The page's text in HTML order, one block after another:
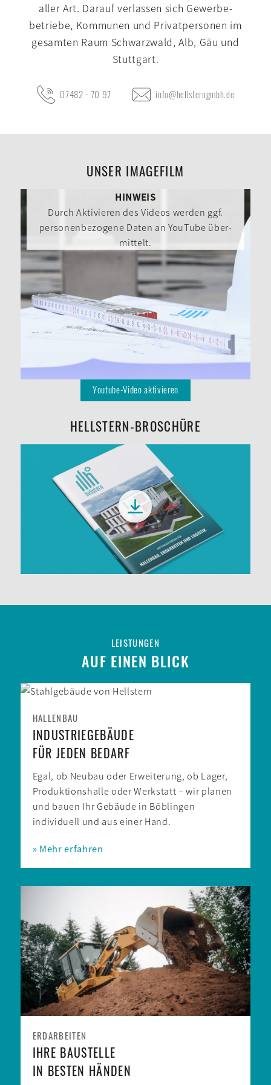
aller Art. Darauf verlassen sich Gewerbe­
betriebe, Kommunen und Privat­personen im
gesamten Raum Schwarz­wald, Alb, Gäu und
Stutt­gart.
07482 - 70 97 info@hellsterngmbh.de
UNSER IMAGEFILM
HINWEIS
Durch Aktivieren des Videos werden ggf.
personen­bezogene Daten an YouTube über­
mittelt.
HELLSTERN-BROSCHÜRE
LEISTUNGEN
AUF EINEN BLICK
HALLENBAU
INDUSTRIE­GEBÄUDE
FÜR JEDEN BEDARF
Egal, ob Neu­bau oder Erweiterung, ob Lager,
Produktions­halle oder Werkstatt – wir planen
und bauen Ihr Gebäude in Böblingen
individuell und aus einer Hand.
» Mehr erfahren
ERDARBEITEN
IHRE BAU­STELLE
IN BESTEN HÄNDEN